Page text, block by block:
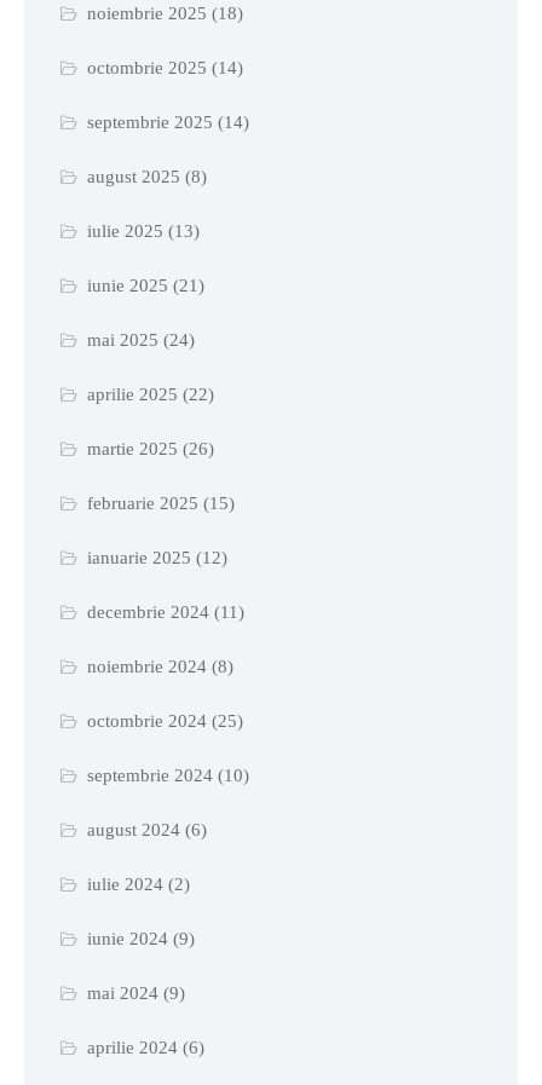
noiembrie 2025 (18)
octombrie 2025 (14)
septembrie 2025 (14)
august 2025 (8)
iulie 2025 (13)
iunie 2025 (21)
mai 2025 (24)
aprilie 2025 (22)
martie 2025 (26)
februarie 2025 (15)
ianuarie 2025 (12)
decembrie 2024(11)
noiembrie 2024(8)
octombrie 2024(25)
septembrie 2024(10)
august 2024(6)
iulie 2024(2)
iunie 2024(9)
mai 2024(9)
aprilie 2024(6)